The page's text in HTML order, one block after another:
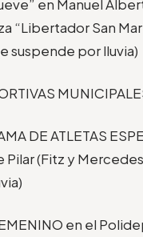
en Manuel
“Libertador San
suspende por lluvia)
DE ATLETAS
(Fitz y
en el